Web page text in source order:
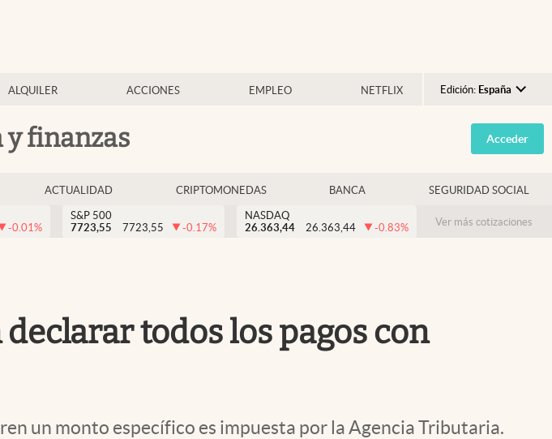
ALQUILER ACCIONES EMPLEO NETFLIX Edición: España
Argentina
España
USA
Colombia
y finanzas Acceder
ACTUALIDAD CRIPTOMONEDAS BANCA SEGURIDAD SOCIAL
-0.01%
S&P 500
7723,55
7723,55 -0.17%
NASDAQ
26.363,44
26.363,44 -0.83% Ver más cotizaciones
todos los pagos con
un monto específico es impuesta por la Agencia Tributaria.